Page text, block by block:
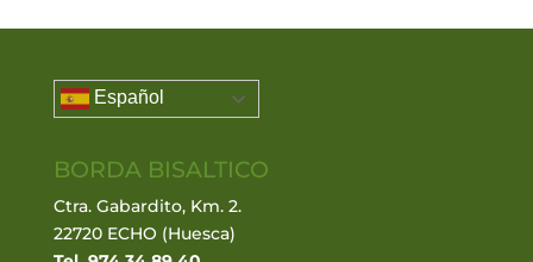
Español
BORDA BISALTICO
Ctra. Gabardito, Km. 2.
22720 ECHO (Huesca)